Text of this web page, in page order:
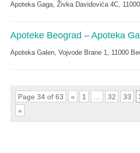
Apoteka Gaga, Živka Davidovića 4C,
Apoteke Beograd – Apoteka
Apoteka Galen, Vojvode Brane 1, 11000
Page 34 of 63 « 1 32 33
»